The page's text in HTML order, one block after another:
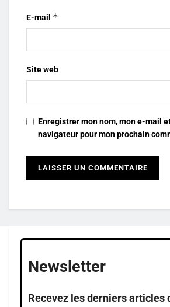
E-mail *
Site web
Enregistrer mon nom, mon e-mail
navigateur pour mon prochain
Newsletter
Recevez les derniers articles